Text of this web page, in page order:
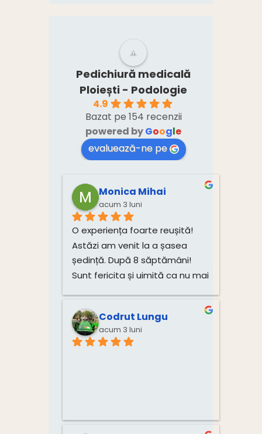
Pedichiură medicală
Ploiești - Podologie
4.9
Bazat pe 154 recenzii
powered byGoogle
evaluează-ne pe
Monica Mihai
acum 3 luni
O experiența foarte reușită!
Astăzi am venit la a șasea
ședință. După 8 săptămâni!
Sunt fericita și uimită ca nu mai
Codrut Lungu
acum 3 luni